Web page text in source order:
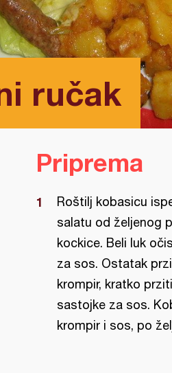
ručak
Priprema
Roštilj kobasicu
salatu od željenog
kockice. Beli luk
za sos. Ostatak
krompir, kratko
sastojke za sos.
krompir i sos, po